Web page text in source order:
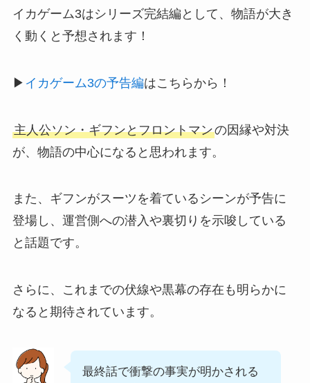
イカゲーム3はシリーズ完結編として、物語が大き
く動くと予想されます！
▶ イカゲーム3の予告編はこちらから！
主人公ソン・ギフンとフロントマンの因縁や対決
が、物語の中心になると思われます。
また、ギフンがスーツを着ているシーンが予告に
登場し、運営側への潜入や裏切りを示唆している
と話題です。
さらに、これまでの伏線や黒幕の存在も明らかに
なると期待されています。
最終話で衝撃の事実が明かされる